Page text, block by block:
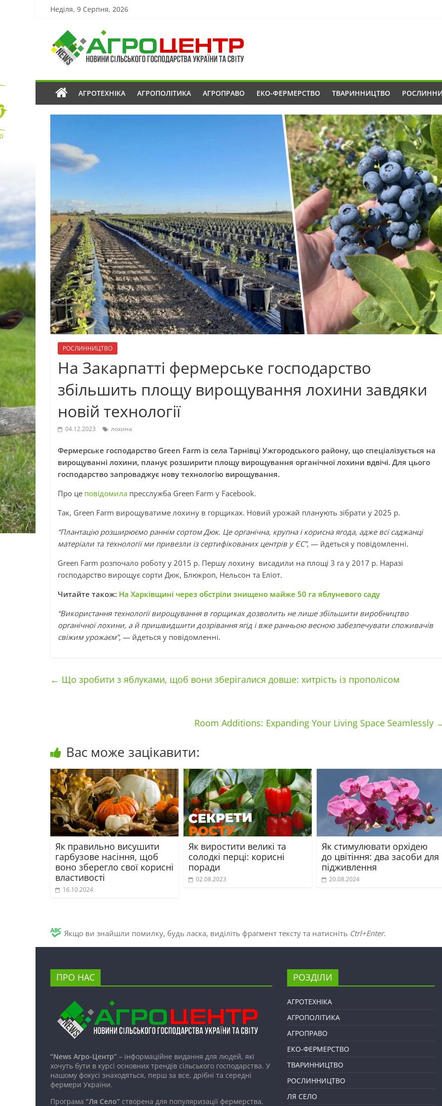
Неділя, 9 Серпня, 2026
АГРОТЕХНІКА АГРОПОЛІТИКА АГРОПРАВО ЕКО-ФЕРМЕРСТВО ТВАРИННИЦТВО
РОСЛИННИЦТВО
На Закарпатті фермерське господарство
збільшить площу вирощування лохини завдяки
новій технології
04.12.2023 лохина
Фермерське господарство Green Farm із села Тарнівці Ужгородського району, що спеціалізується на
вирощуванні лохини, планує розширити площу вирощування органічної лохини вдвічі. Для цього
господарство запроваджує нову технологію вирощування.
Про це повідомила пресслужба Green Farm у Facebook.
Так, Green Farm вирощуватиме лохину в горщиках. Новий урожай планують зібрати у 2025 р.
“Плантацію розширюємо раннім сортом Дюк. Це органічна, крупна і корисна ягода, адже всі саджанці
матеріали та технології ми привезли із сертифікованих центрів у ЄС”, — йдеться у повідомленні.
Green Farm розпочало роботу у 2015 р. Першу лохину висадили на площі 3 га у 2017 р. Наразі
господарство вирощує сорти Дюк, Блюкроп, Нельсон та Еліот.
Читайте також: На Харківщині через обстріли знищено майже 50 га яблуневого саду
“Використання технології вирощування в горщиках дозволить не лише збільшити виробництво
органічної лохини, а й пришвидшити дозрівання ягід і вже ранньою весною забезпечувати споживачів
свіжим урожаєм”, — йдеться у повідомленні.
← Що зробити з яблуками, щоб вони зберігалися довше: хитрість із прополісом
Room Additions: Expanding Your Living Space Seamlessly
Вас може зацікавити:
Як правильно висушити
гарбузове насіння, щоб
воно зберегло свої корисні
властивості
16.10.2024
Як виростити великі та
солодкі перці: корисні
поради
02.08.2023
Як стимулювати орхідею
до цвітіння: два засоби для
підживлення
20.08.2024
Якщо ви знайшли помилку, будь ласка, виділіть фрагмент тексту та натисніть Ctrl+Enter.
ПРО НАС
“News Агро-Центр” – інформаційне видання для людей, які
хочуть бути в курсі основних трендів сільського господарства. У
нашому фокусі знаходяться, перш за все, дрібні та середні
фермери України.
Програма “Ля Село” створена для популяризації фермерства,
РОЗДІЛИ
АГРОТЕХНІКА
АГРОПОЛІТИКА
АГРОПРАВО
ЕКО-ФЕРМЕРСТВО
ТВАРИННИЦТВО
РОСЛИННИЦТВО
ЛЯ СЕЛО